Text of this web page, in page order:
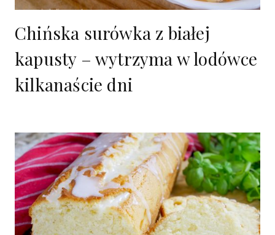
Chińska surówka z białej
kapusty – wytrzyma w lodówce
kilkanaście dni